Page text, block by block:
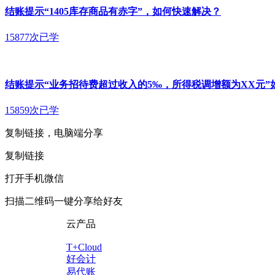
结账提示“1405库存商品有赤字”，如何快速解决？
15877次已学
结账提示“业务招待费超过收入的5‰，所得税调增额为XX元”
15859次已学
复制链接，电脑端分享
复制链接
打开手机微信
扫描二维码一键分享给好友
云产品
T+Cloud
好会计
易代账